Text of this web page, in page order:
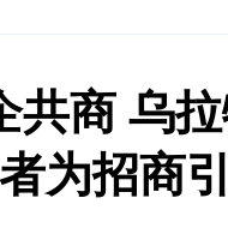
共商 乌
为招商